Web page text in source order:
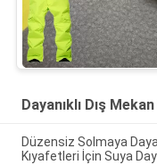
Dayanıklı Dış
Düzensiz Solmaya
Kıyafetleri İçin Suya